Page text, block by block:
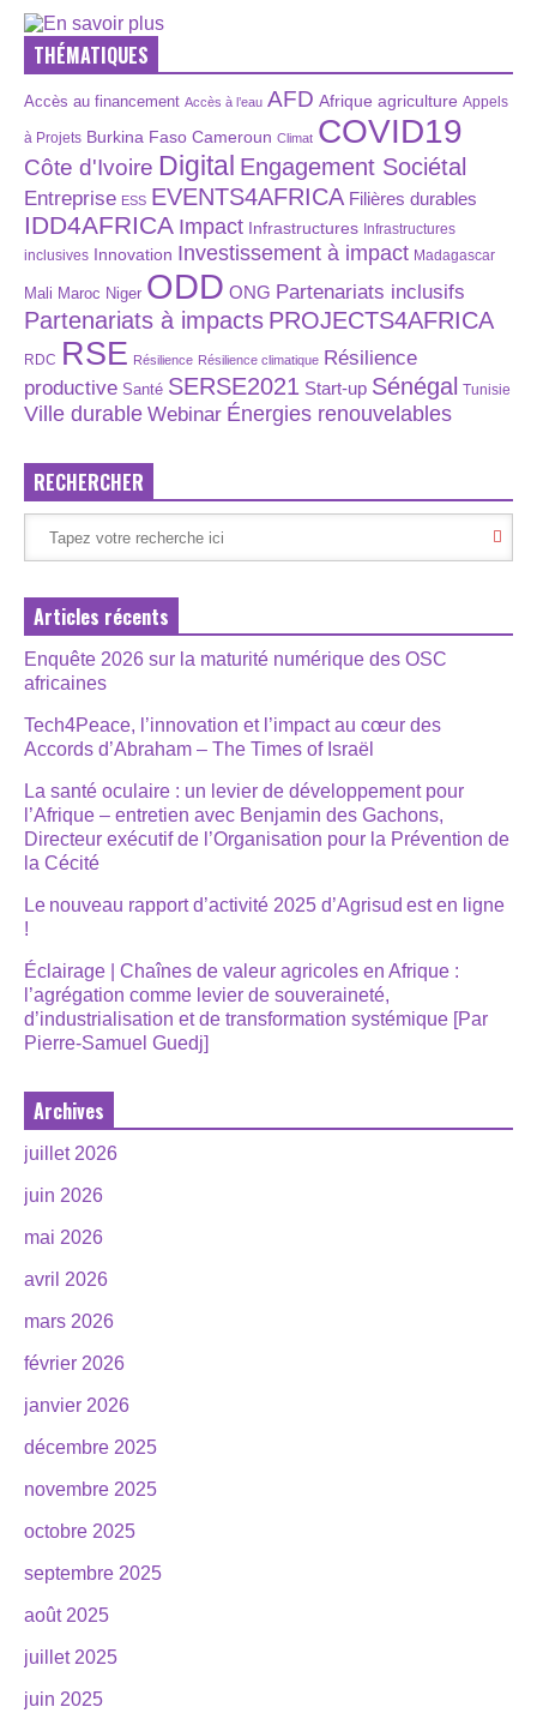
THÉMATIQUES
Accès au financement Accès à l’eau AFD Afrique agriculture Appels
à Projets Burkina Faso Cameroun Climat COVID19
Côte d'Ivoire Digital Engagement Sociétal
Entreprise ESS EVENTS4AFRICA Filières durables
IDD4AFRICA Impact Infrastructures Infrastructures
inclusives Innovation Investissement à impact Madagascar
Mali Maroc Niger ODD ONG Partenariats inclusifs
Partenariats à impacts PROJECTS4AFRICA
RDC RSE Résilience Résilience climatique Résilience
productive Santé SERSE2021 Start-up Sénégal Tunisie
Ville durable Webinar Énergies renouvelables
RECHERCHER
Articles récents
Enquête 2026 sur la maturité numérique des OSC
africaines
Tech4Peace, l’innovation et l’impact au cœur des
Accords d’Abraham – The Times of Israël
La santé oculaire : un levier de développement pour
l’Afrique – entretien avec Benjamin des Gachons,
Directeur exécutif de l’Organisation pour la Prévention de
la Cécité
Le nouveau rapport d’activité 2025 d’Agrisud est en ligne
!
Éclairage | Chaînes de valeur agricoles en Afrique :
l’agrégation comme levier de souveraineté,
d’industrialisation et de transformation systémique [Par
Pierre-Samuel Guedj]
Archives
juillet 2026
juin 2026
mai 2026
avril 2026
mars 2026
février 2026
janvier 2026
décembre 2025
novembre 2025
octobre 2025
septembre 2025
août 2025
juillet 2025
juin 2025